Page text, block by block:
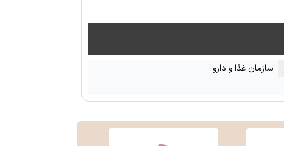
سازمان غذا و دارو